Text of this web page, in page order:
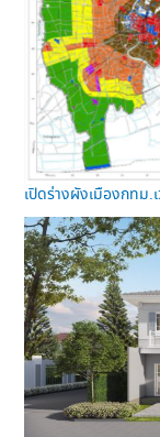
เปิดร่างผังเมืองกทม